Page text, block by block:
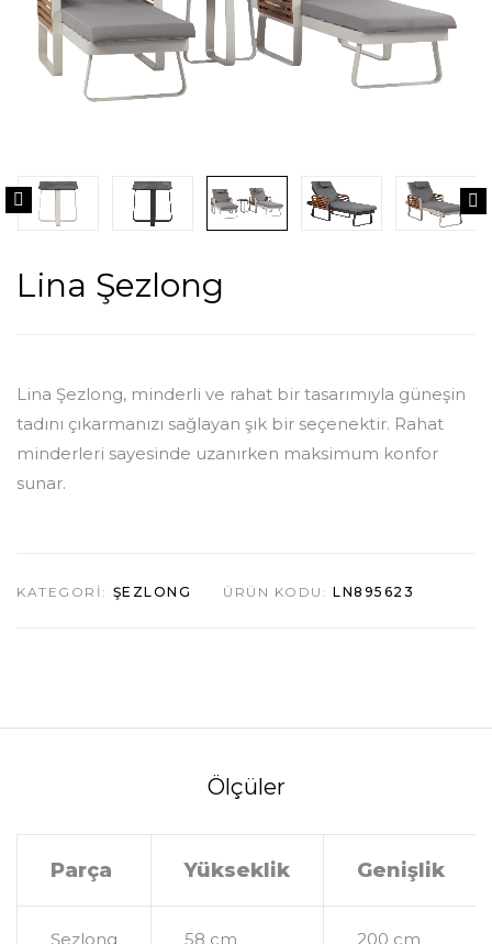
Lina Şezlong
Lina Şezlong, minderli ve rahat bir tasarımıyla güneşin
tadını çıkarmanızı sağlayan şık bir seçenektir. Rahat
minderleri sayesinde uzanırken maksimum konfor
sunar.
KATEGORI: ŞEZLONG ÜRÜN KODU: LN895623
Ölçüler
Parça Yükseklik Genişlik
Şezlong 58 cm 200 cm